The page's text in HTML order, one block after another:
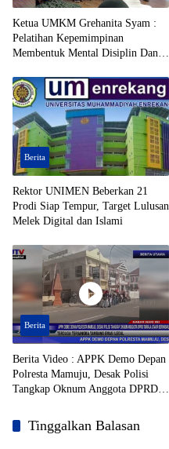
Ketua UMKM Grehanita Syam :
Pelatihan Kepemimpinan
Membentuk Mental Disiplin Dan
Berita
Rektor UNIMEN Beberkan 21
Prodi Siap Tempur, Target Lulusan
Melek Digital dan Islami
Berita
Berita Video : APPK Demo Depan
Polresta Mamuju, Desak Polisi
Tangkap Oknum Anggota DPRD
Tersangka Tambang Emas Ilegal
Tinggalkan Balasan